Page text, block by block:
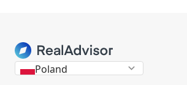
Poland